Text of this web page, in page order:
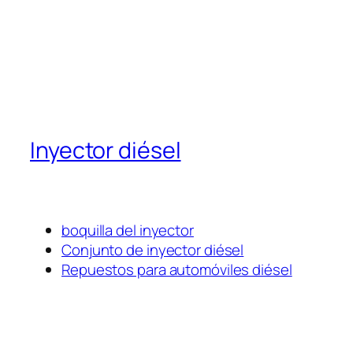
Inyector diésel
boquilla del inyector
Conjunto de inyector diésel
Repuestos para automóviles diésel